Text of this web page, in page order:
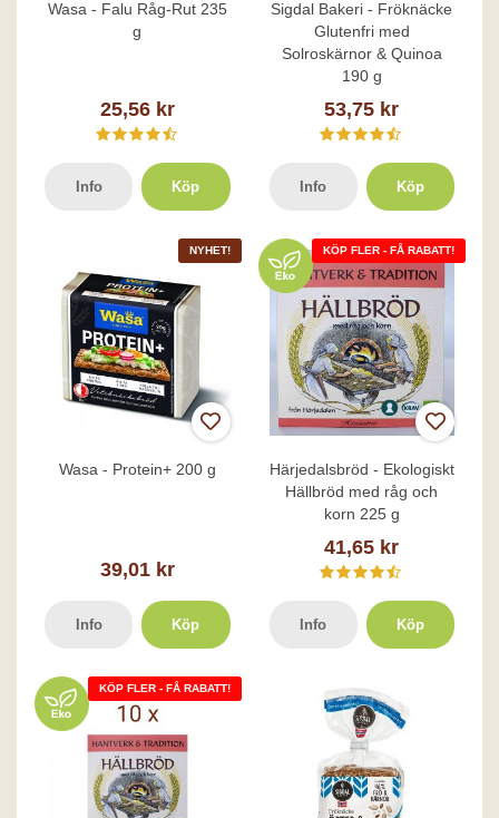
Wasa - Falu Råg-Rut 235
g
25,56 kr
Info Köp
Sigdal Bakeri - Fröknäcke
Glutenfri med
Solroskärnor & Quinoa
190 g
53,75 kr
Info Köp
NYHET!
Wasa - Protein+ 200 g
39,01 kr
Info Köp
KÖP FLER - FÅ RABATT!
Härjedalsbröd - Ekologiskt
Hällbröd med råg och
korn 225 g
41,65 kr
Info Köp
KÖP FLER - FÅ RABATT!